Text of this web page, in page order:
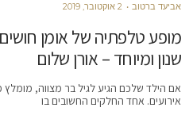
אביעד ברטוב 2 אוקטובר, 2019
מופע טלפתיה של אומן
שנון ומיוחד – אורן שלום
אם הילד שלכם הגיע לגיל בר מצווה,
אירועים. אחד החלקים החשובים בו